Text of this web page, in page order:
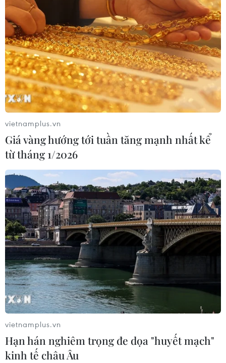
vietnamplus.vn
Giá vàng hướng tới tuần tăng mạnh nhất kể
từ tháng 1/2026
vietnamplus.vn
Hạn hán nghiêm trọng đe dọa "huyết mạch"
kinh tế châu Âu